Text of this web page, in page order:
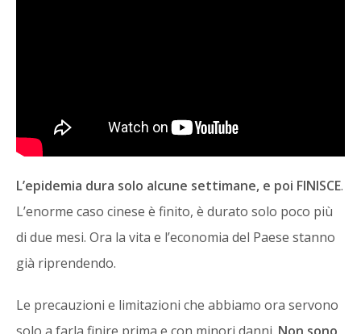
L’epidemia dura solo alcune settimane, e poi FINISCE.
L’enorme caso cinese è finito, è durato solo poco più
di due mesi. Ora la vita e l’economia del Paese stanno
già riprendendo.
Le precauzioni e limitazioni che abbiamo ora servono